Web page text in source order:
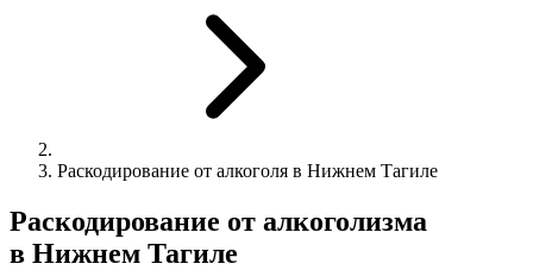
Раскодирование от алкоголя в Нижнем Тагиле
Раскодирование от алкоголизма
в Нижнем Тагиле